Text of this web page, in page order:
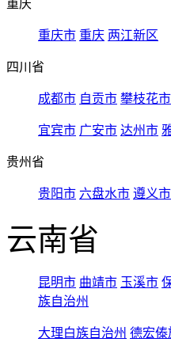
重庆
重庆市 重庆 两江新区
四川省
成都市 自贡市 攀枝花市
宜宾市 广安市 达州市
贵州省
贵阳市 六盘水市 遵义市
云南省
昆明市 曲靖市 玉溪市
族自治州
大理白族自治州 德宏傣